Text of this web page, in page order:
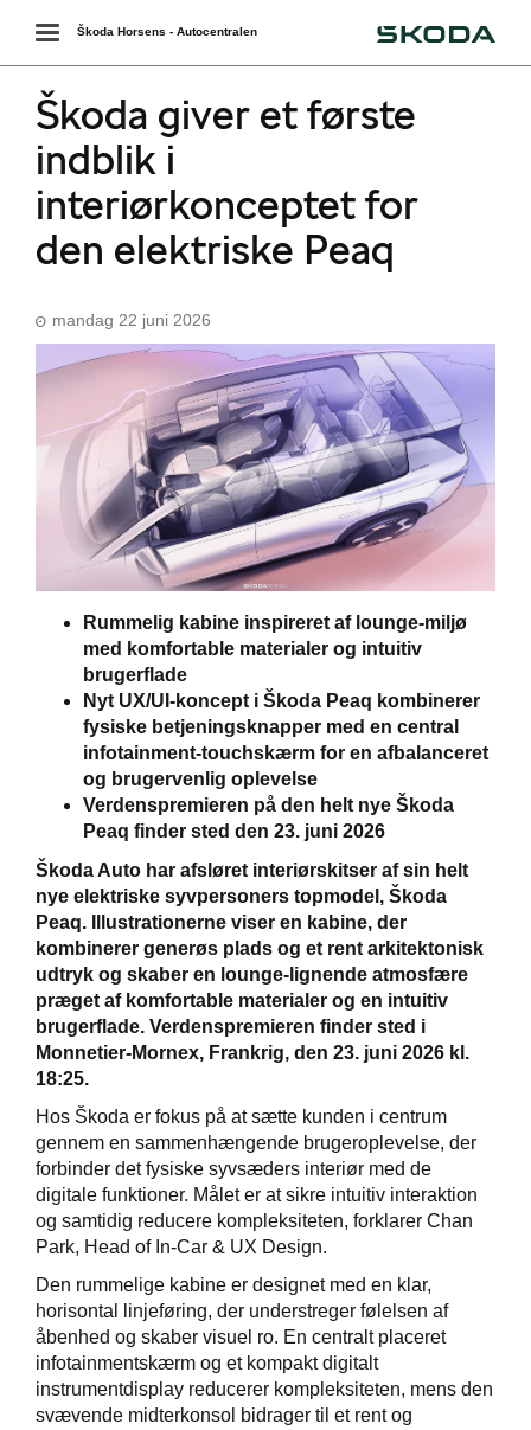
Danmarks
Toggle
navigation
Škoda Horsens - Autocentralen
Škoda giver et første
indblik i
interiørkonceptet for
den elektriske Peaq
mandag 22 juni 2026
Rummelig kabine inspireret af lounge-miljø
med komfortable materialer og intuitiv
brugerflade
Nyt UX/UI-koncept i Škoda Peaq kombinerer
fysiske betjeningsknapper med en central
infotainment-touchskærm for en afbalanceret
og brugervenlig oplevelse
Verdenspremieren på den helt nye Škoda
Peaq finder sted den 23. juni 2026
Škoda Auto har afsløret interiørskitser af sin helt
nye elektriske syvpersoners topmodel, Škoda
Peaq. Illustrationerne viser en kabine, der
kombinerer generøs plads og et rent arkitektonisk
udtryk og skaber en lounge-lignende atmosfære
præget af komfortable materialer og en intuitiv
brugerflade. Verdenspremieren finder sted i
Monnetier-Mornex, Frankrig, den 23. juni 2026 kl.
18:25.
Hos Škoda er fokus på at sætte kunden i centrum
gennem en sammenhængende brugeroplevelse, der
forbinder det fysiske syvsæders interiør med de
digitale funktioner. Målet er at sikre intuitiv interaktion
og samtidig reducere kompleksiteten, forklarer Chan
Park, Head of In-Car & UX Design.
Den rummelige kabine er designet med en klar,
horisontal linjeføring, der understreger følelsen af
åbenhed og skaber visuel ro. En centralt placeret
infotainmentskærm og et kompakt digitalt
instrumentdisplay reducerer kompleksiteten, mens den
svævende midterkonsol bidrager til et rent og